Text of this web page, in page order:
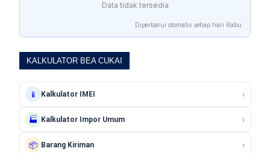
Data tidak tersedia
Diperbarui otomatis setiap hari Rabu
KALKULATOR BEA CUKAI
📱 Kalkulator IMEI ›
🏭 Kalkulator Impor Umum ›
📦 Barang Kiriman ›